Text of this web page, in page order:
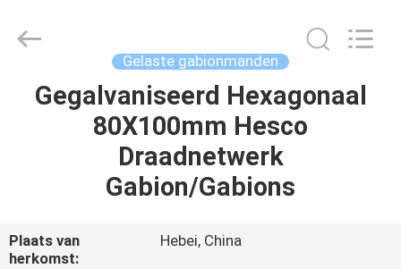
HUIS
PRODUCTEN
ONS
Reserved.
Gelaste gabionmanden
Gegalvaniseerd Hexagonaal
80X100mm Hesco
Draadnetwerk
Gabion/Gabions
Plaats van
herkomst:
Hebei, China